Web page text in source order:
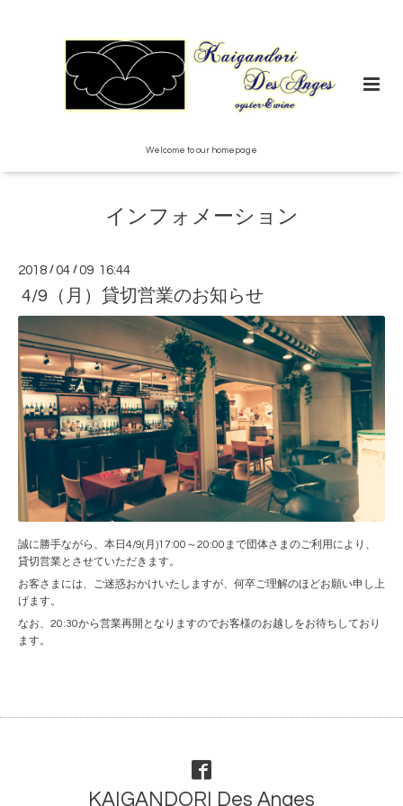
Welcome to our homepage
インフォメーション
2018 /04 /09 16:44
4/9（月）貸切営業のお知らせ
誠に勝手ながら、本日4/9(月)17:00～20:00まで団体さまのご利用により、
貸切営業とさせていただきます。
お客さまには、ご迷惑おかけいたしますが、何卒ご理解のほどお願い申し上
げます。
なお、20:30から営業再開となりますのでお客様のお越しをお待ちしており
ます。
KAIGANDORI Des Anges